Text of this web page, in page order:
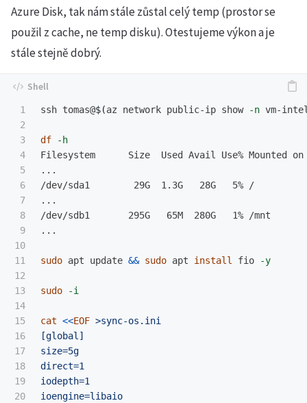
Azure Disk, tak nám stále zůstal celý temp (prostor se
použil z cache, ne temp disku). Otestujeme výkon a je
stále stejně dobrý.
1
2
3
4
5
6
7
8
9
10
11
12
13
14
15
16
17
18
19
20
ssh tomas@$(az network public-ip show -n vm-
df
-h
Filesystem      Size  Used Avail Use% Mounted on
...
/dev/sda1        29G  1.3G   28G   5% /
...
/dev/sdb1       295G   65M  280G   1% /mnt
...
sudo apt update && sudo apt install fio -y
sudo -i
cat <<EOF >sync-os.ini
[global]
size=5g
direct=1
iodepth=1
ioengine=libaio